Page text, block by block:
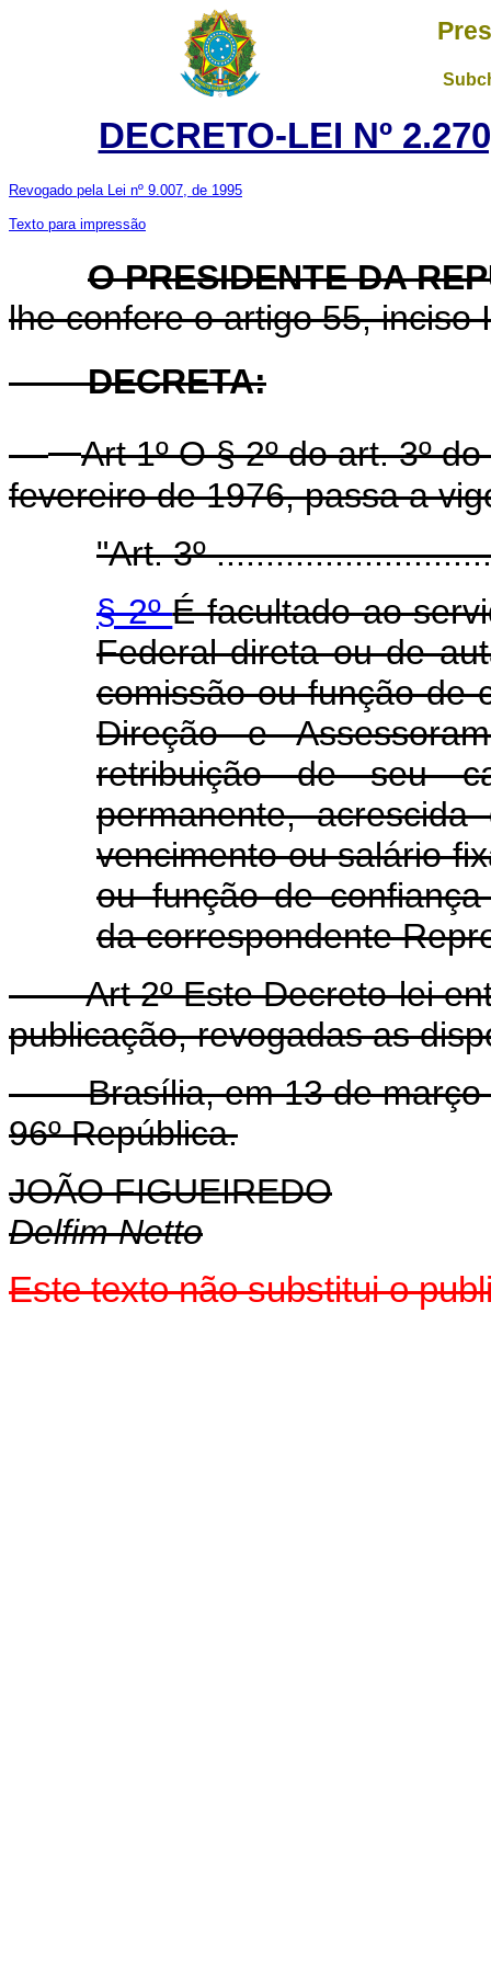
DECRETO-LEI Nº
Revogado pela Lei nº 9.007, de 1995
Texto para impressão
O PRESIDENTE DA
lhe confere o artigo 55, inciso
DECRETA:
Art 1º O § 2º do art. 3º
fevereiro de 1976, passa a
"Art. 3º
§ 2ºÉ facultado ao
Federal direta ou de
comissão ou função de
Direção e
retribuição de seu
permanente,
vencimento ou salário
ou função de
da correspondente
Art 2º Este Decreto-lei
publicação, revogadas as
Brasília, em 13 de março
96º República.
JOÃO FIGUEIREDO
Delfim Netto
Este texto não substitui o